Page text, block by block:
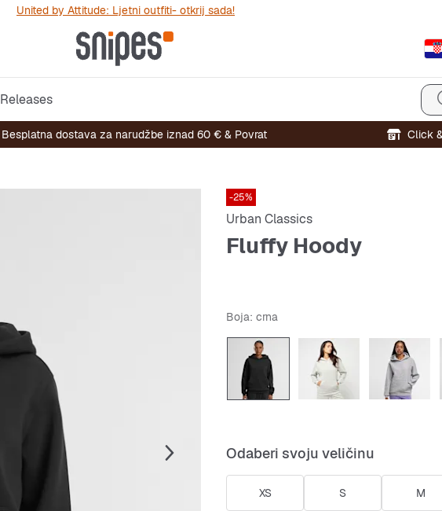
United by Attitude: Ljetni outfiti- otkrij sada!
Releases
Besplatna dostava za narudžbe iznad 60 € & Povrat Click
-25%
Urban Classics
Fluffy Hoody
Boja: crna
Odaberi svoju veličinu
XS S M